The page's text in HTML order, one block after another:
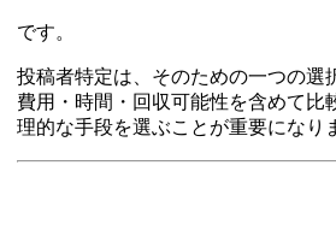
です。
投稿者特定は、そのための一つの選
費用・時間・回収可能性を含めて比
理的な手段を選ぶことが重要になり